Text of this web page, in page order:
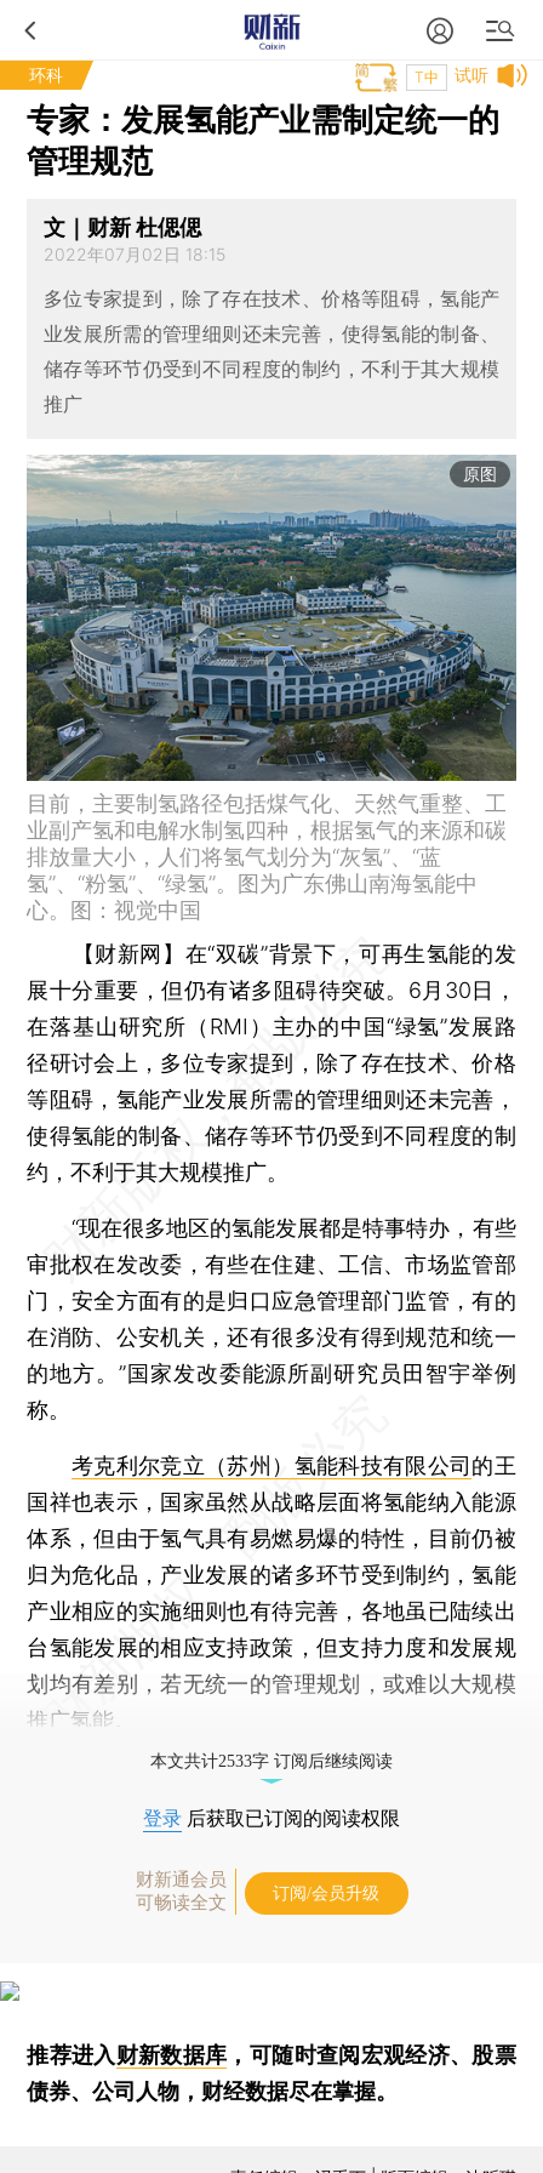
环科 试听
T中
专家：发展氢能产业需制定统一的
管理规范
文｜财新 杜偲偲
2022年07月02日 18:15
多位专家提到，除了存在技术、价格等阻碍，氢能产
业发展所需的管理细则还未完善，使得氢能的制备、
储存等环节仍受到不同程度的制约，不利于其大规模
推广
原图
目前，主要制氢路径包括煤气化、天然气重整、工
业副产氢和电解水制氢四种，根据氢气的来源和碳
排放量大小，人们将氢气划分为“灰氢”、“蓝
氢”、“粉氢”、“绿氢”。图为广东佛山南海氢能中
心。图：视觉中国
【财新网】 在“双碳”背景下，可再生氢能的发
展十分重要，但仍有诸多阻碍待突破。6月30日，
在落基山研究所（RMI）主办的中国“绿氢”发展路
径研讨会上，多位专家提到，除了存在技术、价格
等阻碍，氢能产业发展所需的管理细则还未完善，
使得氢能的制备、储存等环节仍受到不同程度的制
约，不利于其大规模推广。
“现在很多地区的氢能发展都是特事特办，有些
审批权在发改委，有些在住建、工信、市场监管部
门，安全方面有的是归口应急管理部门监管，有的
在消防、公安机关，还有很多没有得到规范和统一
的地方。”国家发改委能源所副研究员田智宇举例
称。
考克利尔竞立（苏州）氢能科技有限公司的王
国祥也表示，国家虽然从战略层面将氢能纳入能源
体系，但由于氢气具有易燃易爆的特性，目前仍被
归为危化品，产业发展的诸多环节受到制约，氢能
产业相应的实施细则也有待完善，各地虽已陆续出
台氢能发展的相应支持政策，但支持力度和发展规
划均有差别，若无统一的管理规划，或难以大规模
推广氢能。
本文共计2533字 订阅后继续阅读
登录 后获取已订阅的阅读权限
财新通会员
可畅读全文
订阅/会员升级
推荐进入财新数据库 ，可随时查阅宏观经济、股票
债券、公司人物，财经数据尽在掌握。